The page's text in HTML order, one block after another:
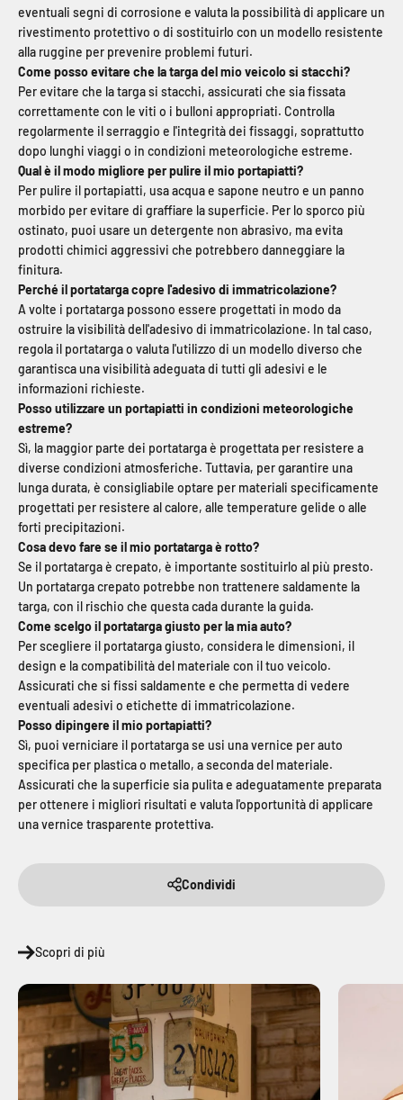
eventuali segni di corrosione e valuta la possibilità di applicare un
rivestimento protettivo o di sostituirlo con un modello resistente
alla ruggine per prevenire problemi futuri.
Come posso evitare che la targa del mio veicolo si stacchi?
Per evitare che la targa si stacchi, assicurati che sia fissata
correttamente con le viti o i bulloni appropriati. Controlla
regolarmente il serraggio e l'integrità dei fissaggi, soprattutto
dopo lunghi viaggi o in condizioni meteorologiche estreme.
Qual è il modo migliore per pulire il mio portapiatti?
Per pulire il portapiatti, usa acqua e sapone neutro e un panno
morbido per evitare di graffiare la superficie. Per lo sporco più
ostinato, puoi usare un detergente non abrasivo, ma evita
prodotti chimici aggressivi che potrebbero danneggiare la
finitura.
Perché il portatarga copre l'adesivo di immatricolazione?
A volte i portatarga possono essere progettati in modo da
ostruire la visibilità dell'adesivo di immatricolazione. In tal caso,
regola il portatarga o valuta l'utilizzo di un modello diverso che
garantisca una visibilità adeguata di tutti gli adesivi e le
informazioni richieste.
Posso utilizzare un portapiatti in condizioni meteorologiche
estreme?
Sì, la maggior parte dei portatarga è progettata per resistere a
diverse condizioni atmosferiche. Tuttavia, per garantire una
lunga durata, è consigliabile optare per materiali specificamente
progettati per resistere al calore, alle temperature gelide o alle
forti precipitazioni.
Cosa devo fare se il mio portatarga è rotto?
Se il portatarga è crepato, è importante sostituirlo al più presto.
Un portatarga crepato potrebbe non trattenere saldamente la
targa, con il rischio che questa cada durante la guida.
Come scelgo il portatarga giusto per la mia auto?
Per scegliere il portatarga giusto, considera le dimensioni, il
design e la compatibilità del materiale con il tuo veicolo.
Assicurati che si fissi saldamente e che permetta di vedere
eventuali adesivi o etichette di immatricolazione.
Posso dipingere il mio portapiatti?
Sì, puoi verniciare il portatarga se usi una vernice per auto
specifica per plastica o metallo, a seconda del materiale.
Assicurati che la superficie sia pulita e adeguatamente preparata
per ottenere i migliori risultati e valuta l'opportunità di applicare
una vernice trasparente protettiva.
Condividi
Scopri di più